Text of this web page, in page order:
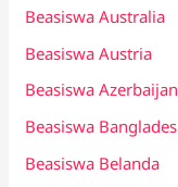
Beasiswa Australia
Beasiswa Austria
Beasiswa Azerbaijan
Beasiswa Banglades
Beasiswa Belanda